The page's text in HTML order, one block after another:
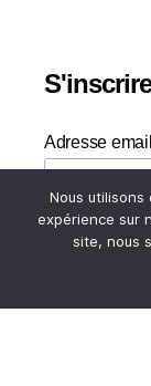
Adresse email
Votre adresse
Nous utilisons
expérience sur
site, nous